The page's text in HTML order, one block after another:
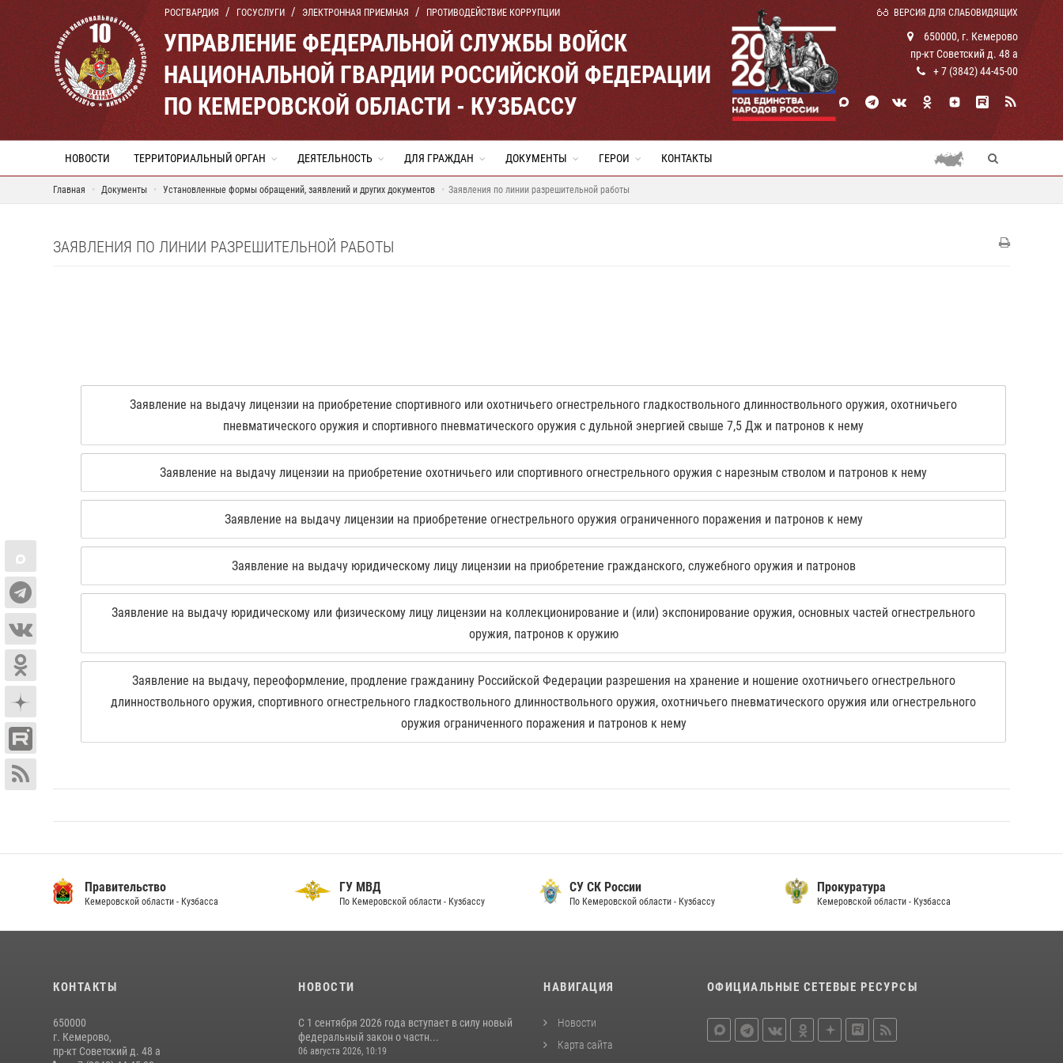
РОСГВАРДИЯ ГОСУСЛУГИ ЭЛЕКТРОННАЯ ПРИЕМНАЯ ПРОТИВОДЕЙСТВИЕ КОРРУПЦИИ ВЕРСИЯ ДЛЯ СЛАБОВИДЯЩИХ
УПРАВЛЕНИЕ ФЕДЕРАЛЬНОЙ СЛУЖБЫ ВОЙСК
НАЦИОНАЛЬНОЙ ГВАРДИИ РОССИЙСКОЙ ФЕДЕРАЦИИ
ПО КЕМЕРОВСКОЙ ОБЛАСТИ - КУЗБАССУ
650000, г. Кемерово
пр-кт Советский д. 48 а
+ 7 (3842) 44-45-00
НОВОСТИ ТЕРРИТОРИАЛЬНЫЙ ОРГАН ДЕЯТЕЛЬНОСТЬ ДЛЯ ГРАЖДАН ДОКУМЕНТЫ ГЕРОИ КОНТАКТЫ
Главная Документы Установленные формы обращений, заявлений и других документов Заявления по линии разрешительной работы
ЗАЯВЛЕНИЯ ПО ЛИНИИ РАЗРЕШИТЕЛЬНОЙ РАБОТЫ
Заявление на выдачу лицензии на приобретение спортивного или охотничьего огнестрельного гладкоствольного длинноствольного оружия, охотничьего
пневматического оружия и спортивного пневматического оружия с дульной энергией свыше 7,5 Дж и патронов к нему
Заявление на выдачу лицензии на приобретение охотничьего или спортивного огнестрельного оружия с нарезным стволом и патронов к нему
Заявление на выдачу лицензии на приобретение огнестрельного оружия ограниченного поражения и патронов к нему
Заявление на выдачу юридическому лицу лицензии на приобретение гражданского, служебного оружия и патронов
Заявление на выдачу юридическому или физическому лицу лицензии на коллекционирование и (или) экспонирование оружия, основных частей огнестрельного
оружия, патронов к оружию
Заявление на выдачу, переоформление, продление гражданину Российской Федерации разрешения на хранение и ношение охотничьего огнестрельного
длинноствольного оружия, спортивного огнестрельного гладкоствольного длинноствольного оружия, охотничьего пневматического оружия или огнестрельного
оружия ограниченного поражения и патронов к нему
Правительство
Кемеровской области - Кузбасса
ГУ МВД
По Кемеровской области - Кузбассу
СУ СК России
По Кемеровской области - Кузбассу
Прокуратура
Кемеровской области - Кузбасса
КОНТАКТЫ
650000
г. Кемерово,
пр-кт Советский д. 48 а
НОВОСТИ
С 1 сентября 2026 года вступает в силу новый
федеральный закон о частн...
06 августа 2026, 10:19
НАВИГАЦИЯ
Новости
Карта сайта
ОФИЦИАЛЬНЫЕ СЕТЕВЫЕ РЕСУРСЫ